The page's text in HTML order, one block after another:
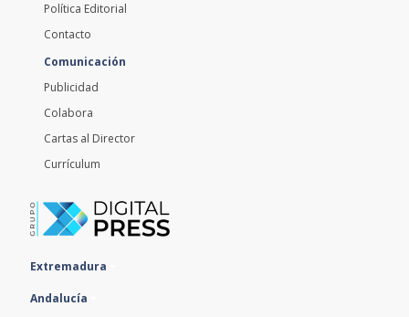
Política Editorial
Contacto
Comunicación
Publicidad
Colabora
Cartas al Director
Currículum
Extremadura
Andalucía